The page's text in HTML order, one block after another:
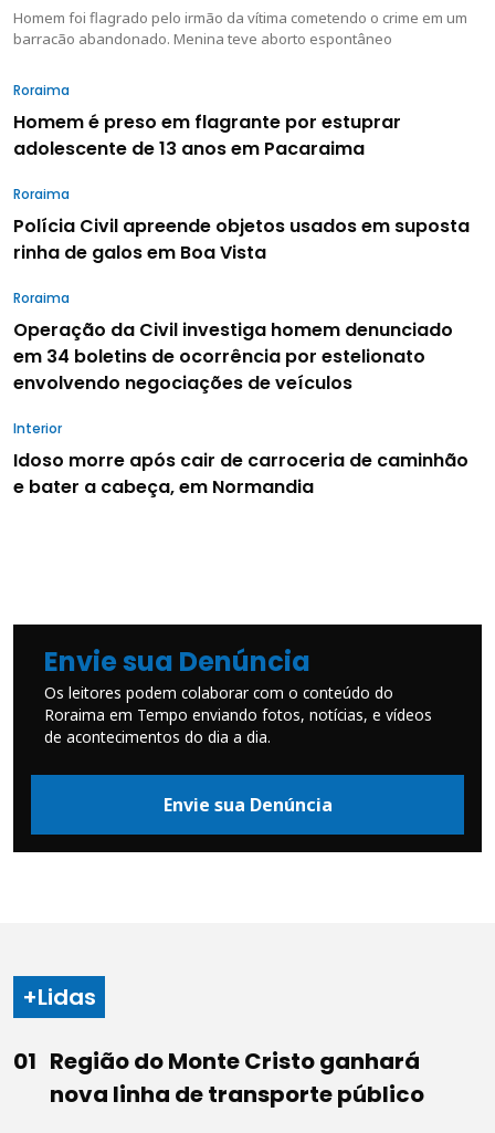
Homem foi flagrado pelo irmão da vítima cometendo o crime em um
barracão abandonado. Menina teve aborto espontâneo
Roraima
Homem é preso em flagrante por estuprar
adolescente de 13 anos em Pacaraima
Roraima
Polícia Civil apreende objetos usados em suposta
rinha de galos em Boa Vista
Roraima
Operação da Civil investiga homem denunciado
em 34 boletins de ocorrência por estelionato
envolvendo negociações de veículos
Interior
Idoso morre após cair de carroceria de caminhão
e bater a cabeça, em Normandia
Envie sua Denúncia
Os leitores podem colaborar com o conteúdo do
Roraima em Tempo enviando fotos, notícias, e vídeos
de acontecimentos do dia a dia.
Envie sua Denúncia
+Lidas
Região do Monte Cristo ganhará
nova linha de transporte público